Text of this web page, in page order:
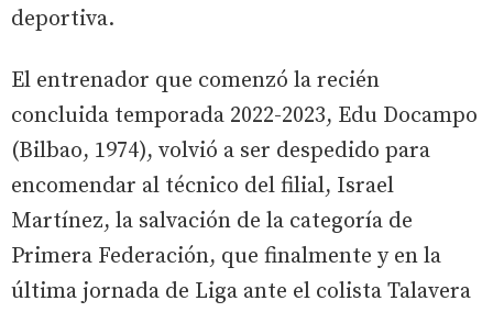
deportiva.
El entrenador que comenzó la recién
concluida temporada 2022-2023, Edu Docampo
(Bilbao, 1974), volvió a ser despedido para
encomendar al técnico del filial, Israel
Martínez, la salvación de la categoría de
Primera Federación, que finalmente y en la
última jornada de Liga ante el colista Talavera